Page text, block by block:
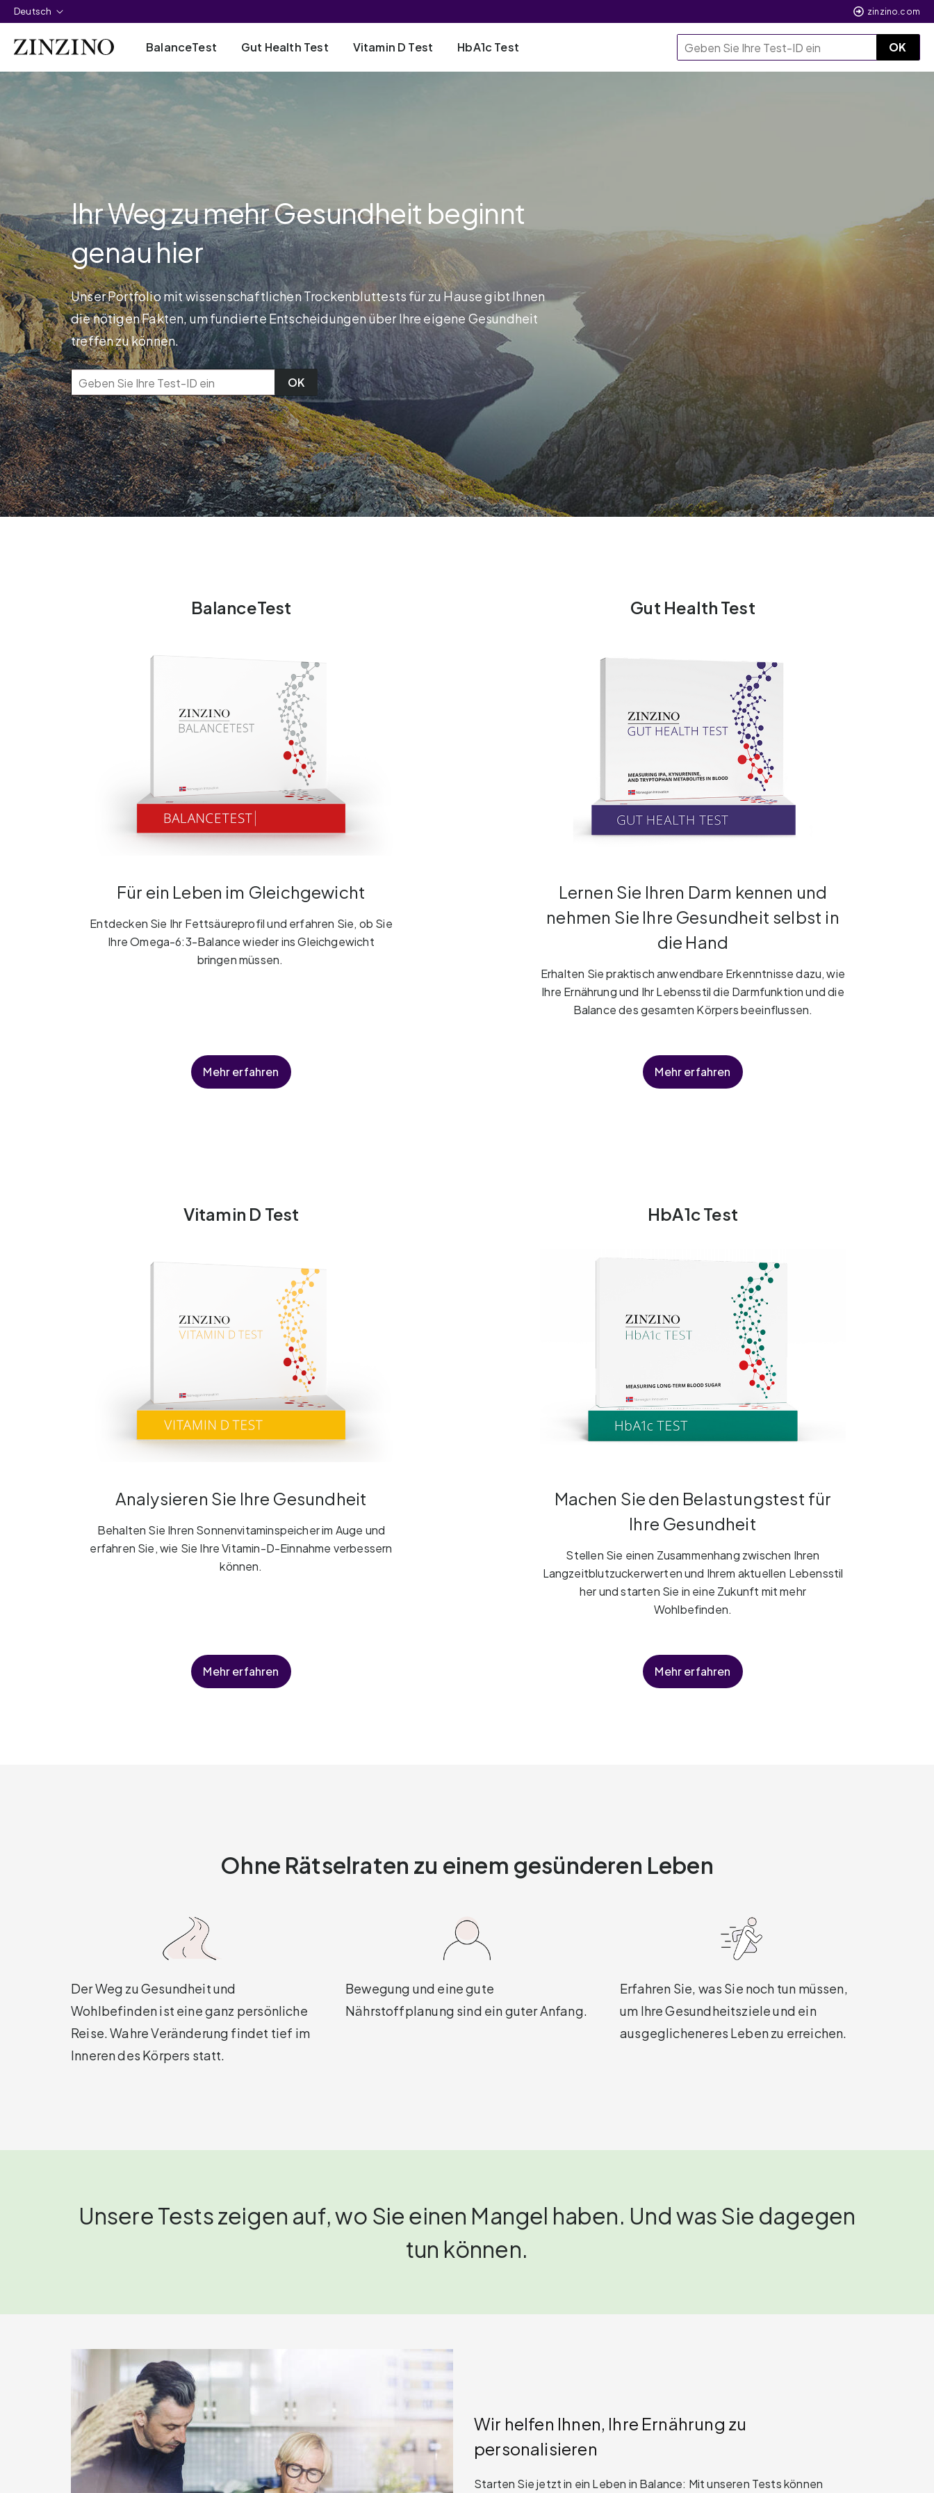
Deutsch zinzino.com
BalanceTest Gut Health Test Vitamin D Test HbA1c Test OK
Ihr Weg zu mehr Gesundheit beginnt
genau hier
Unser Portfolio mit wissenschaftlichen Trockenbluttests für zu Hause gibt Ihnen
die nötigen Fakten, um fundierte Entscheidungen über Ihre eigene Gesundheit
treffen zu können.
OK
BalanceTest
Für ein Leben im Gleichgewicht
Entdecken Sie Ihr Fettsäureprofil und erfahren Sie, ob Sie
Ihre Omega-6:3-Balance wieder ins Gleichgewicht
bringen müssen.
Mehr erfahren
Gut Health Test
Lernen Sie Ihren Darm kennen und
nehmen Sie Ihre Gesundheit selbst in
die Hand
Erhalten Sie praktisch anwendbare Erkenntnisse dazu, wie
Ihre Ernährung und Ihr Lebensstil die Darmfunktion und die
Balance des gesamten Körpers beeinflussen.
Mehr erfahren
Vitamin D Test
Analysieren Sie Ihre Gesundheit
Behalten Sie Ihren Sonnenvitaminspeicher im Auge und
erfahren Sie, wie Sie Ihre Vitamin-D-Einnahme verbessern
können.
Mehr erfahren
HbA1c Test
Machen Sie den Belastungstest für
Ihre Gesundheit
Stellen Sie einen Zusammenhang zwischen Ihren
Langzeitblutzuckerwerten und Ihrem aktuellen Lebensstil
her und starten Sie in eine Zukunft mit mehr
Wohlbefinden.
Mehr erfahren
Ohne Rätselraten zu einem gesünderen Leben
Der Weg zu Gesundheit und
Wohlbefinden ist eine ganz persönliche
Reise. Wahre Veränderung findet tief im
Inneren des Körpers statt.
Bewegung und eine gute
Nährstoffplanung sind ein guter Anfang.
Erfahren Sie, was Sie noch tun müssen,
um Ihre Gesundheitsziele und ein
ausgeglicheneres Leben zu erreichen.
Unsere Tests zeigen auf, wo Sie einen Mangel haben. Und was Sie dagegen
tun können.
Wir helfen Ihnen, Ihre Ernährung zu
personalisieren
Starten Sie jetzt in ein Leben in Balance: Mit unseren Tests können